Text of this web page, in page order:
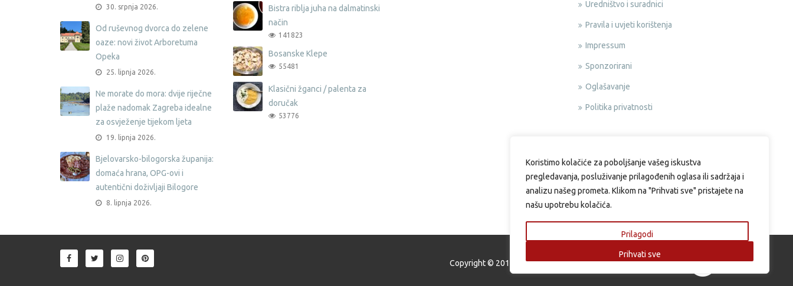
Koristimo kolačiće za poboljšanje vašeg iskustva
pregledavanja, posluživanje prilagođenih oglasa ili sadržaja i
analizu našeg prometa. Klikom na "Prihvati sve" pristajete na
našu upotrebu kolačića.
Prilagodi
Prihvati sve
30. srpnja 2026.
Od ruševnog dvorca do zelene
oaze: novi život Arboretuma
Opeka
25. lipnja 2026.
Ne morate do mora: dvije riječne
plaže nadomak Zagreba idealne
za osvježenje tijekom ljeta
19. lipnja 2026.
Bjelovarsko-bilogorska županija:
domaća hrana, OPG-ovi i
autentični doživljaji Bilogore
8. lipnja 2026.
Bistra riblja juha na dalmatinski
način
141823
Bosanske Klepe
55481
Klasični žganci / palenta za
doručak
53776
Uredništvo i suradnici
Pravila i uvjeti korištenja
Impressum
Sponzorirani
Oglašavanje
Politika privatnosti
Copyright © 2015 Okusi.eu | Web design & Development by: